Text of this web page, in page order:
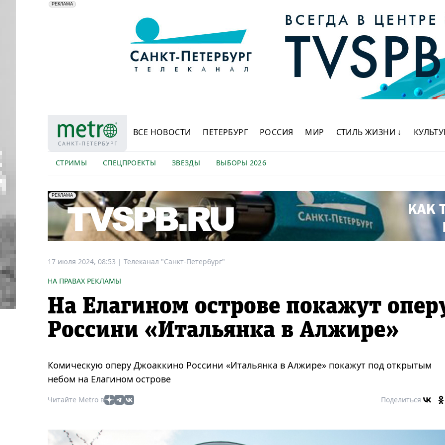
РЕКЛАМА
АО "ГАТР", ИНН: 7841320717
ВСЕ НОВОСТИ ПЕТЕРБУРГ РОССИЯ МИР СТИЛЬ ЖИЗНИ ↓
СТРИМЫ СПЕЦПРОЕКТЫ ЗВЕЗДЫ ВЫБОРЫ 2026
erid: LdtCK5Efv
РЕКЛАМА
АО "ГАТР", ИНН: 7841320717
17 июля 2024, 08:53 | Телеканал "Санкт-Петербург"
НА ПРАВАХ РЕКЛАМЫ
На Елагином острове покажут
Россини «Итальянка в Алжире»
Комическую оперу Джоаккино Россини «Итальянка в Алжире» покажут под открытым
небом на Елагином острове
Читайте Metro в Поделиться